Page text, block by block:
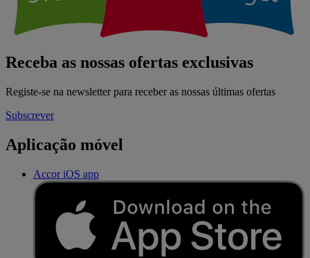
Receba as nossas ofertas exclusivas
Registe-se na newsletter para receber as nossas últimas ofertas
Subscrever
Aplicação móvel
Accor iOS app